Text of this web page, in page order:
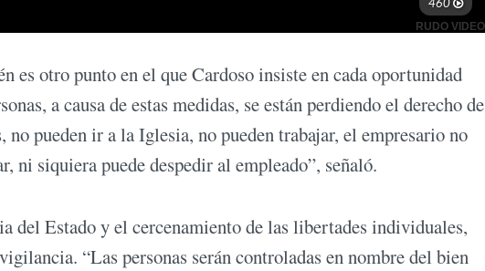
es otro punto en el que Cardoso insiste en cada oportunidad
a causa de estas medidas, se están perdiendo el derecho de
pueden ir a la Iglesia, no pueden trabajar, el empresario no
ni siquiera puede despedir al empleado”, señaló.
del Estado y el cercenamiento de las libertades individuales,
“Las personas serán controladas en nombre del bien